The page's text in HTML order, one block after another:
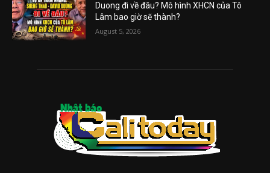
Duong đi về đâu? Mô hình XHCN của Tô
Lâm bao giờ sẽ thành?
August 5, 2026